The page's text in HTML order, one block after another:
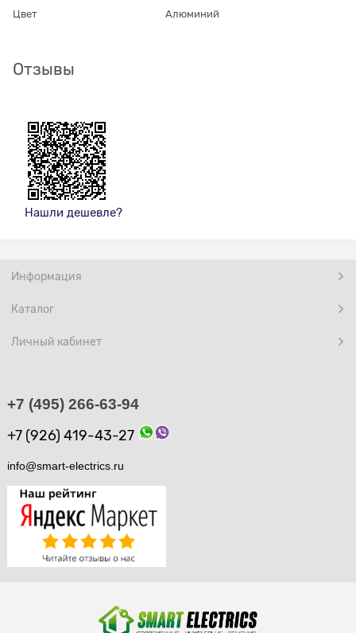
Цвет Алюминий
Отзывы
Нашли дешевле?
Информация
Каталог
Личный кабинет
+7 (495) 266-63-94
+7 (926) 419-43-27
info@smart-electrics.ru